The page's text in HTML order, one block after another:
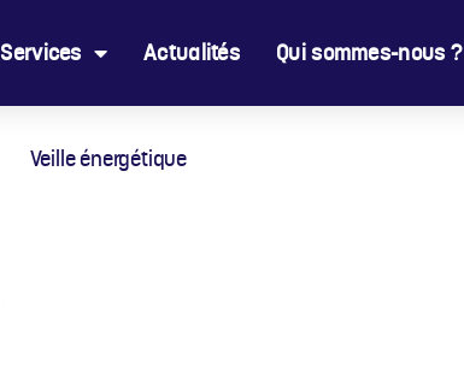
Services Actualités Qui sommes-nous ?
Veille énergétique